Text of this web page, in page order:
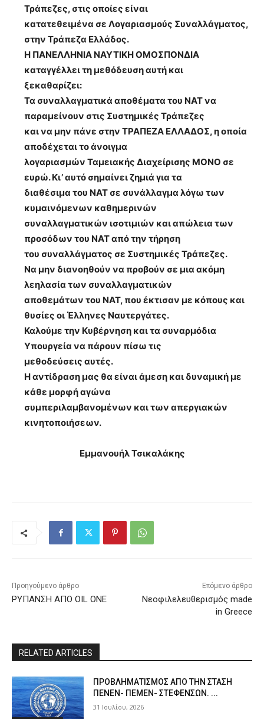
Τράπεζες, στις οποίες είναι
κατατεθειμένα σε Λογαριασμούς Συναλλάγματος,
στην Τράπεζα Ελλάδος.
Η ΠΑΝΕΛΛΗΝΙΑ ΝΑΥΤΙΚΗ ΟΜΟΣΠΟΝΔΙΑ
καταγγέλλει τη μεθόδευση αυτή και
ξεκαθαρίζει:
Τα συναλλαγματικά αποθέματα του ΝΑΤ να
παραμείνουν στις Συστημικές Τράπεζες
και να μην πάνε στην ΤΡΑΠΕΖΑ ΕΛΛΑΔΟΣ, η οποία
αποδέχεται το άνοιγμα
λογαριασμών Ταμειακής Διαχείρισης ΜΟΝΟ σε
ευρώ. Κι’ αυτό σημαίνει ζημιά για τα
διαθέσιμα του ΝΑΤ σε συνάλλαγμα λόγω των
κυμαινόμενων καθημερινών
συναλλαγματικών ισοτιμιών και απώλεια των
προσόδων του ΝΑΤ από την τήρηση
του συναλλάγματος σε Συστημικές Τράπεζες.
Να μην διανοηθούν να προβούν σε μια ακόμη
λεηλασία των συναλλαγματικών
αποθεμάτων του ΝΑΤ, που έκτισαν με κόπους και
θυσίες οι Έλληνες Ναυτεργάτες.
Καλούμε την Κυβέρνηση και τα συναρμόδια
Υπουργεία να πάρουν πίσω τις
μεθοδεύσεις αυτές.
Η αντίδραση μας θα είναι άμεση και δυναμική με
κάθε μορφή αγώνα
συμπεριλαμβανομένων και των απεργιακών
κινητοποιήσεων.
Εμμανουήλ Τσικαλάκης
Προηγούμενο άρθρο
ΡΥΠΑΝΣΗ ΑΠΟ OIL ONE
Επόμενο άρθρο
Νεοφιλελευθερισμός made
in Greece
RELATED ARTICLES
ΠPOΒΛΗΜΑΤΙΣΜΟΣ ΑΠΟ ΤΗΝ ΣΤΑΣΗ
ΠΕΝΕΝ- ΠΕΜΕΝ- ΣΤΕΦΕΝΣΩΝ. ...
31 Ιουλίου, 2026